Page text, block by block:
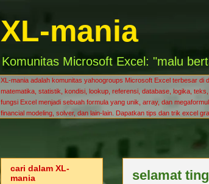
XL-mania
Komunitas Microsoft Excel: "malu
XL-mania adalah komunitas yahoogroups Microsoft Excel terbesar di
matematika, statistik, kondisi, lookup, referensi, database, logika,
fungsi Excel menjadi sebuah formula yang unik, array, dan
financial modeling, solver, dan lain-lain. Dapatkan tips dan trik excel
selamat
cari dalam XL-
mania